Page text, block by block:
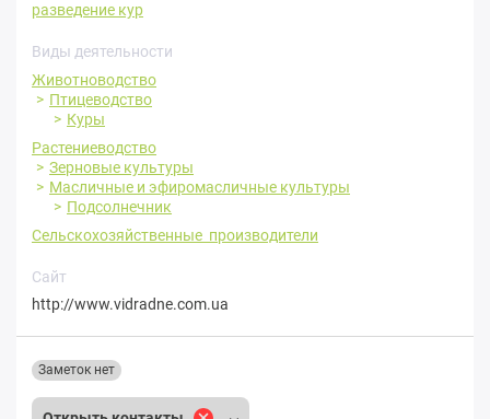
разведение кур
Виды деятельности
Животноводство
Птицеводство
Куры
Растениеводство
Зерновые культуры
Масличные и эфиромасличные культуры
Подсолнечник
Сельскохозяйственные производители
Сайт
http://www.vidradne.com.ua
Заметок нет